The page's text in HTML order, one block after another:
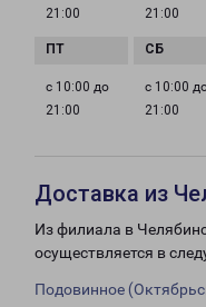
21:00
21:00
с 10:00 до
21:00
с 10:00
21:00
Доставка из
Из филиала в
осуществляется в
Подовинное